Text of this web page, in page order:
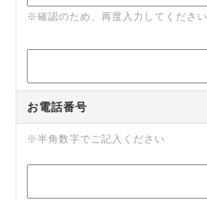
※確認のため、再度入力してください
お電話番号
※半角数字でご記入ください